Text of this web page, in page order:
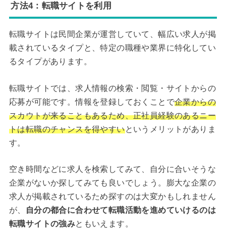
方法4：転職サイトを利用
転職サイトは民間企業が運営していて、幅広い求人が掲
載されているタイプと、特定の職種や業界に特化してい
るタイプがあります。
転職サイトでは、求人情報の検索・閲覧・サイトからの
応募が可能です。情報を登録しておくことで企業からの
スカウトが来ることもあるため、正社員経験のあるニー
トは転職のチャンスを得やすいというメリットがありま
す。
空き時間などに求人を検索してみて、自分に合いそうな
企業がないか探してみても良いでしょう。膨大な企業の
求人が掲載されているため探すのは大変かもしれません
が、
自分の都合に合わせて転職活動を進めていけるのは
転職サイトの強みともいえます。